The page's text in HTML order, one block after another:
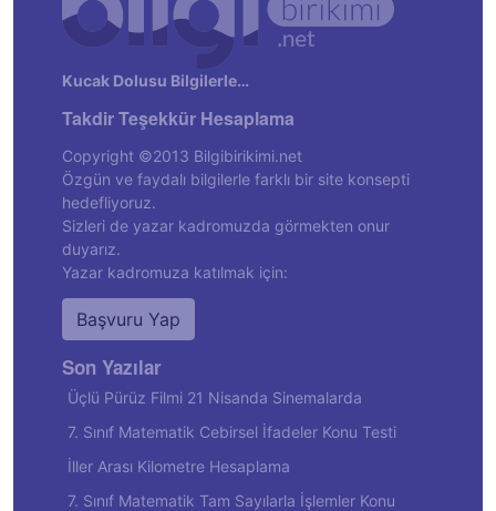
Kucak Dolusu Bilgilerle…
Takdir Teşekkür Hesaplama
Copyright ©2013 Bilgibirikimi.net
Özgün ve faydalı bilgilerle farklı bir site konsepti
hedefliyoruz.
Sizleri de yazar kadromuzda görmekten onur
duyarız.
Yazar kadromuza katılmak için:
Başvuru Yap
Son Yazılar
Üçlü Pürüz Filmi 21 Nisanda Sinemalarda
7. Sınıf Matematik Cebirsel İfadeler Konu Testi
İller Arası Kilometre Hesaplama
7. Sınıf Matematik Tam Sayılarla İşlemler Konu